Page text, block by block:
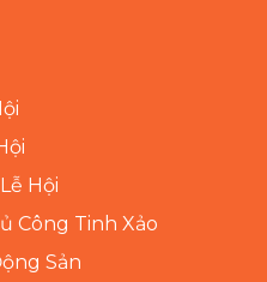
Hội
Công Tinh Xảo
Sản